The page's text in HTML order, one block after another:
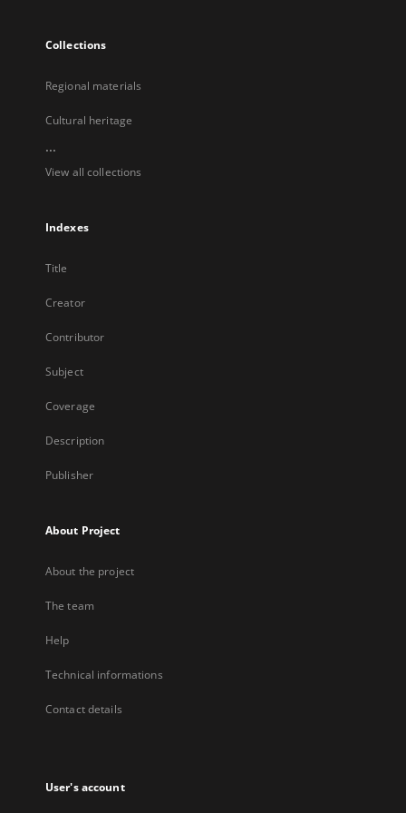
Collections
Regional materials
Cultural heritage
...
View all collections
Indexes
Title
Creator
Contributor
Subject
Coverage
Description
Publisher
About Project
About the project
The team
Help
Technical informations
Contact details
User's account